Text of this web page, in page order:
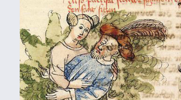
DER
MODERNEN
WELT